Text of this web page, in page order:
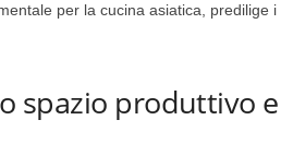
per la cucina asiatica, predilige i
spazio produttivo e